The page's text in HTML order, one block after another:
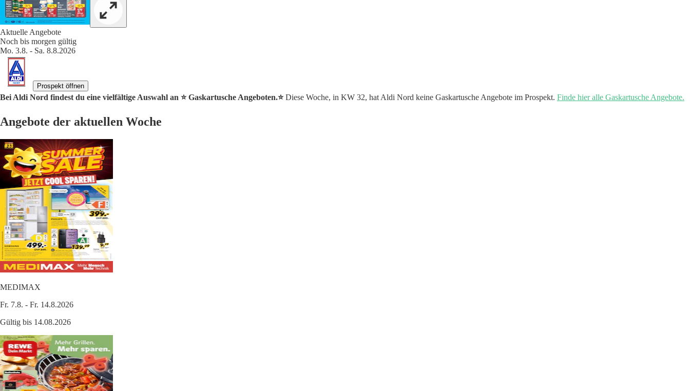
Aktuelle Angebote
Noch bis morgen gültig
Mo. 3.8. - Sa. 8.8.2026
Prospekt öffnen
Bei Aldi Nord findest du eine vielfältige Auswahl an ⭐️ Gaskartusche Angeboten.⭐️Diese Woche, in KW 32, hat Aldi Nord keine Gaskartusche Angebote im Prospekt. Finde hier alle Gaskartusche Angebote.
Angebote der aktuellen Woche
MEDIMAX
Fr. 7.8. - Fr. 14.8.2026
Gültig bis 14.08.2026